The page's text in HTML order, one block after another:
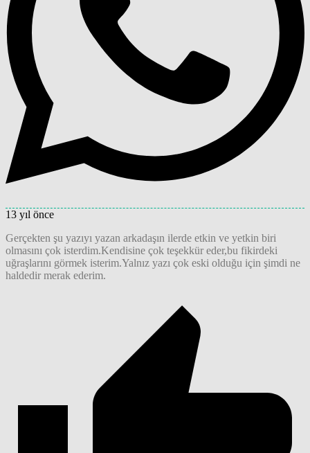
13 yıl önce
Gerçekten şu yazıyı yazan arkadaşın ilerde etkin ve yetkin biri
olmasını çok isterdim.Kendisine çok teşekkür eder,bu fikirdeki
uğraşlarını görmek isterim.Yalnız yazı çok eski olduğu için şimdi ne
haldedir merak ederim.